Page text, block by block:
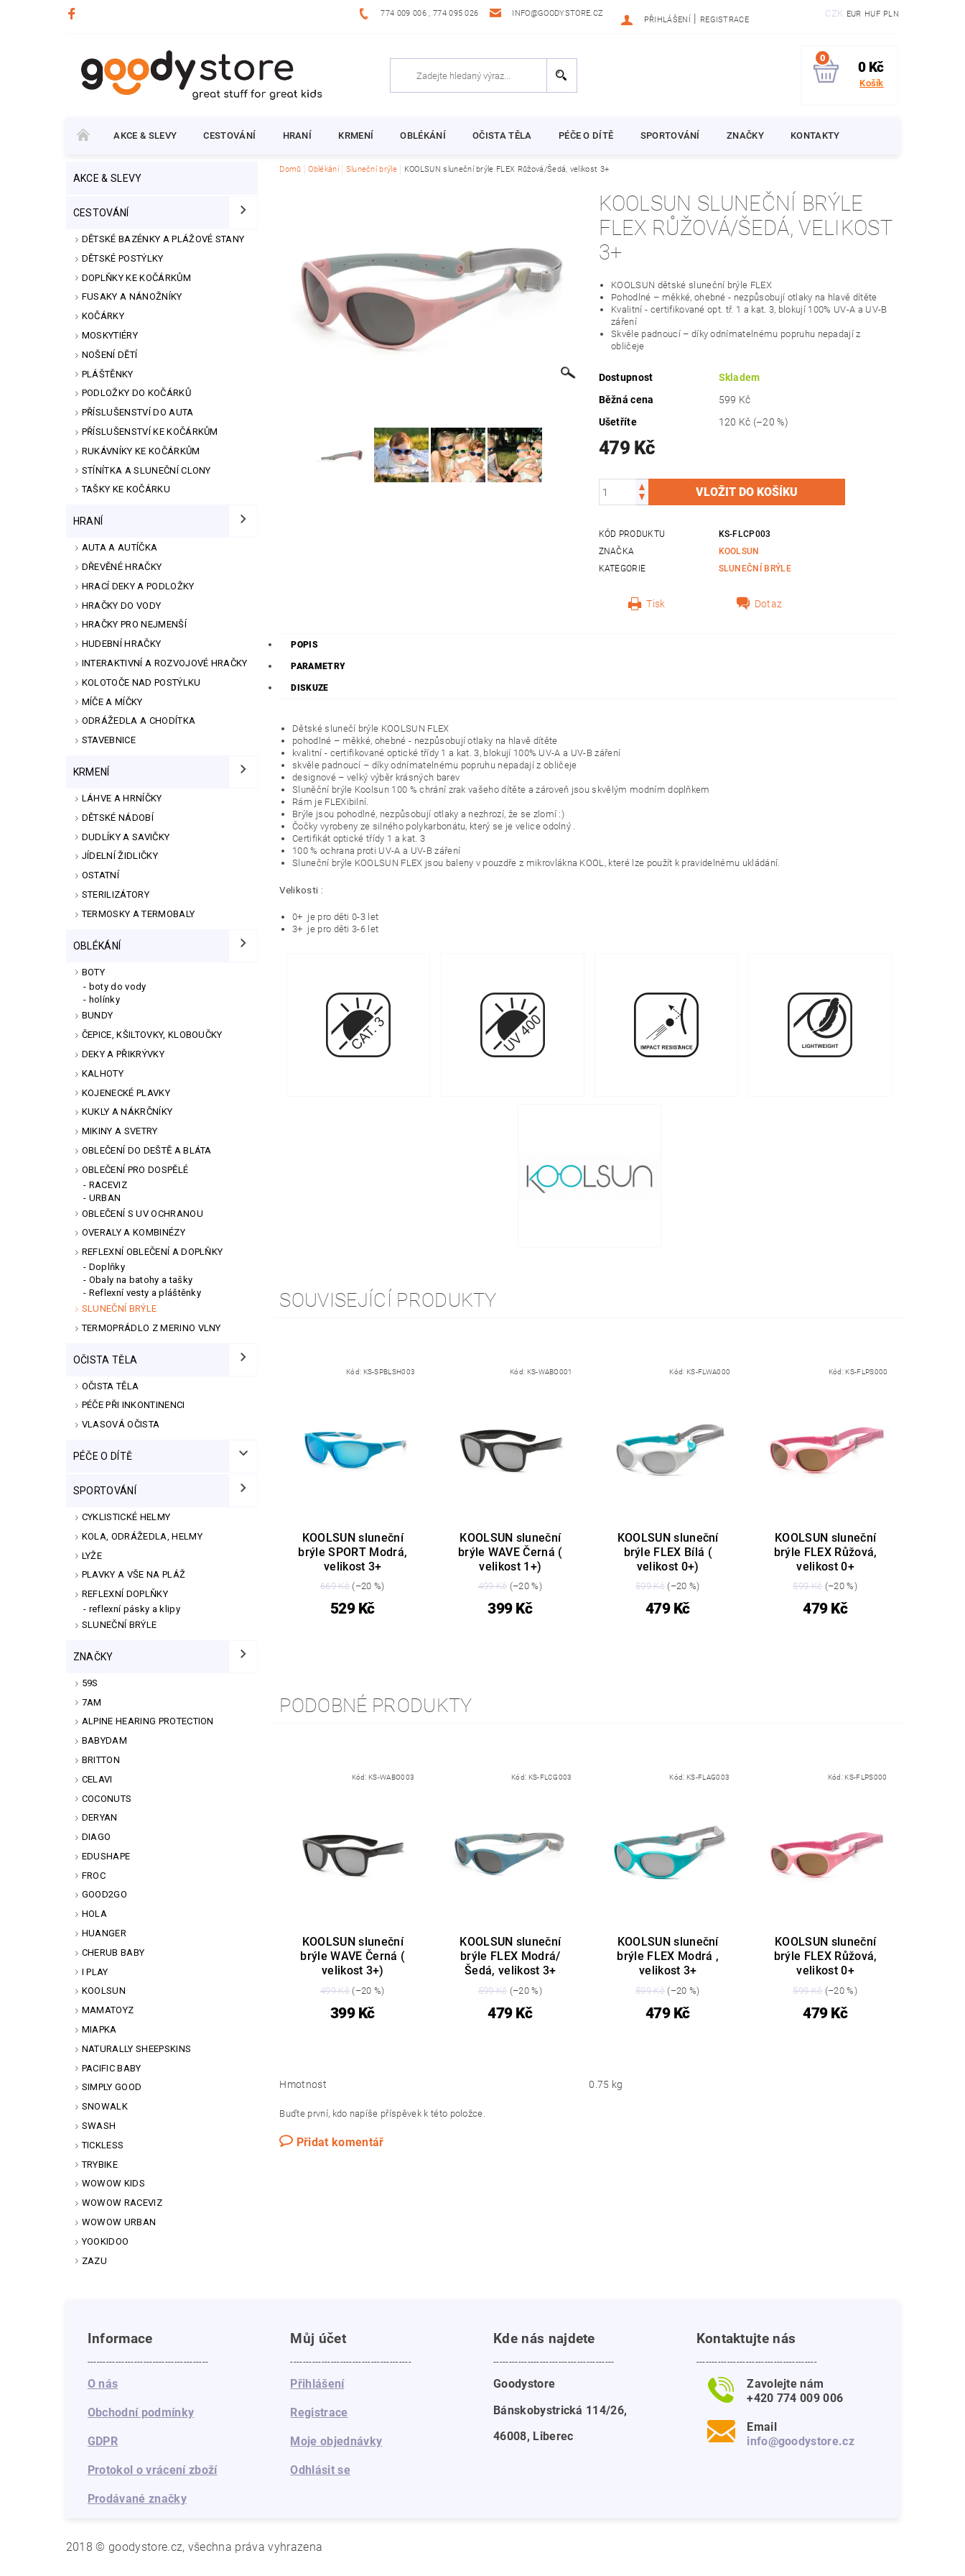
774 009 006 , 774 095 026 INFO@GOODYSTORE.CZ CZK EUR HUF PLN
PŘIHLÁŠENÍ | REGISTRACE
0
0 Kč
Košík
AKCE & SLEVY CESTOVÁNÍ HRANÍ KRMENÍ OBLÉKÁNÍ OČISTA TĚLA PÉČE O DÍTĚ SPORTOVÁNÍ ZNAČKY KONTAKTY
AKCE & SLEVY
CESTOVÁNÍ
DĚTSKÉ BAZÉNKY A PLÁŽOVÉ STANY
DĚTSKÉ POSTÝLKY
DOPLŇKY KE KOČÁRKŮM
FUSAKY A NÁNOŽNÍKY
KOČÁRKY
MOSKYTIÉRY
NOŠENÍ DĚTÍ
PLÁŠTĚNKY
PODLOŽKY DO KOČÁRKŮ
PŘÍSLUŠENSTVÍ DO AUTA
PŘÍSLUŠENSTVÍ KE KOČÁRKŮM
RUKÁVNÍKY KE KOČÁRKŮM
STÍNÍTKA A SLUNEČNÍ CLONY
TAŠKY KE KOČÁRKU
HRANÍ
AUTA A AUTÍČKA
DŘEVĚNÉ HRAČKY
HRACÍ DEKY A PODLOŽKY
HRAČKY DO VODY
HRAČKY PRO NEJMENŠÍ
HUDEBNÍ HRAČKY
INTERAKTIVNÍ A ROZVOJOVÉ HRAČKY
KOLOTOČE NAD POSTÝLKU
MÍČE A MÍČKY
ODRÁŽEDLA A CHODÍTKA
STAVEBNICE
KRMENÍ
LÁHVE A HRNÍČKY
DĚTSKÉ NÁDOBÍ
DUDLÍKY A SAVIČKY
JÍDELNÍ ŽIDLIČKY
OSTATNÍ
STERILIZÁTORY
TERMOSKY A TERMOBALY
OBLÉKÁNÍ
BOTY
boty do vody
holínky
BUNDY
ČEPICE, KŠILTOVKY, KLOBOUČKY
DEKY A PŘIKRÝVKY
KALHOTY
KOJENECKÉ PLAVKY
KUKLY A NÁKRČNÍKY
MIKINY A SVETRY
OBLEČENÍ DO DEŠTĚ A BLÁTA
OBLEČENÍ PRO DOSPĚLÉ
RACEVIZ
URBAN
OBLEČENÍ S UV OCHRANOU
OVERALY A KOMBINÉZY
REFLEXNÍ OBLEČENÍ A DOPLŇKY
Doplňky
Obaly na batohy a tašky
Reflexní vesty a pláštěnky
SLUNEČNÍ BRÝLE
TERMOPRÁDLO Z MERINO VLNY
OČISTA TĚLA
OČISTA TĚLA
PÉČE PŘI INKONTINENCI
VLASOVÁ OČISTA
PÉČE O DÍTĚ
SPORTOVÁNÍ
CYKLISTICKÉ HELMY
KOLA, ODRÁŽEDLA, HELMY
LYŽE
PLAVKY A VŠE NA PLÁŽ
REFLEXNÍ DOPLŇKY
reflexní pásky a klipy
SLUNEČNÍ BRÝLE
ZNAČKY
59S
7AM
ALPINE HEARING PROTECTION
BABYDAM
BRITTON
CELAVI
COCONUTS
DERYAN
DIAGO
EDUSHAPE
FROC
GOOD2GO
HOLA
HUANGER
CHERUB BABY
I PLAY
KOOLSUN
MAMATOYZ
MIAPKA
NATURALLY SHEEPSKINS
PACIFIC BABY
SIMPLY GOOD
SNOWALK
SWASH
TICKLESS
TRYBIKE
WOWOW KIDS
WOWOW RACEVIZ
WOWOW URBAN
YOOKIDOO
ZAZU
Domů Oblékání Sluneční brýle KOOLSUN sluneční brýle FLEX Růžová/Šedá, velikost 3+
KOOLSUN SLUNEČNÍ BRÝLE
FLEX RŮŽOVÁ/ŠEDÁ, VELIKOST
3+
KOOLSUN dětské sluneční brýle FLEX
Pohodlné – měkké, ohebné - nezpůsobují otlaky na hlavě dítěte
Kvalitní - certifikované opt. tř. 1 a kat. 3, blokují 100% UV-A a UV-B
záření
Skvěle padnoucí – díky odnímatelnému popruhu nepadají z
obličeje
Dostupnost
Skladem
Běžná cena
599 Kč
Ušetříte
120 Kč (–20 %)
479 Kč
KÓD PRODUKTU
KS-FLCP003
ZNAČKA
KOOLSUN
KATEGORIE
SLUNEČNÍ BRÝLE
Tisk Dotaz
POPIS
PARAMETRY
DISKUZE
Dětské slunečí brýle KOOLSUN FLEX
pohodlné – měkké, ohebné - nezpůsobují otlaky na hlavě dítěte
kvalitní - certifikované optické třídy 1 a kat. 3, blokují 100% UV-A a UV-B záření
skvěle padnoucí – díky odnímatelnému popruhu nepadají z obličeje
designové – velký výběr krásných barev
Sluněční brýle Koolsun 100 % chrání zrak vašeho dítěte a zároveň jsou skvělým modním doplňkem
Rám je FLEXibilní.
Brýle jsou pohodlné, nezpůsobují otlaky a nezhrozí, že se zlomí :)
Čočky vyrobeny ze silného polykarbonátu, který se je velice odolný .
Certifikát optické třídy 1 a kat. 3
100 % ochrana proti UV-A a UV-B záření
Sluneční brýle KOOLSUN FLEX jsou baleny v pouzdře z mikrovlákna KOOL, které lze použít k pravidelnému ukládání.
Velikosti :
0+ je pro děti 0-3 let
3+ je pro děti 3-6 let
SOUVISEJÍCÍ PRODUKTY
Kód: KS-SPBLSH003
KOOLSUN sluneční
brýle SPORT Modrá,
velikost 3+
669 Kč (–20 %)
529 Kč
Kód: KS-WABO001
KOOLSUN sluneční
brýle WAVE Černá (
velikost 1+)
499 Kč(–20 %)
399 Kč
Kód: KS-FLWA000
KOOLSUN sluneční
brýle FLEX Bílá (
velikost 0+)
599 Kč(–20 %)
479 Kč
Kód: KS-FLPS000
KOOLSUN sluneční
brýle FLEX Růžová,
velikost 0+
599 Kč (–20 %)
479 Kč
PODOBNÉ PRODUKTY
Kód: KS-WABO003
KOOLSUN sluneční
brýle WAVE Černá (
velikost 3+)
499 Kč (–20 %)
399 Kč
Kód: KS-FLCG003
KOOLSUN sluneční
brýle FLEX Modrá/
Šedá, velikost 3+
599 Kč(–20 %)
479 Kč
Kód: KS-FLAG003
KOOLSUN sluneční
brýle FLEX Modrá ,
velikost 3+
599 Kč(–20 %)
479 Kč
Kód: KS-FLPS000
KOOLSUN sluneční
brýle FLEX Růžová,
velikost 0+
599 Kč (–20 %)
479 Kč
Hmotnost 0.75 kg
Buďte první, kdo napíše příspěvek k této položce.
Přidat komentář
Informace
---------------------------------------
O nás
Obchodní podmínky
GDPR
Protokol o vrácení zboží
Prodávané značky
Můj účet
---------------------------------------
Přihlášení
Registrace
Moje objednávky
Odhlásit se
Kde nás najdete
---------------------------------------
Goodystore
Bánskobystrická 114/26,
46008, Liberec
Kontaktujte nás
---------------------------------------
Zavolejte nám
+420 774 009 006
Email
info@goodystore.cz
2018 © goodystore.cz, všechna práva vyhrazena